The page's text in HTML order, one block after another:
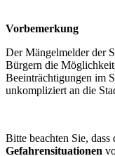
Vorbemerkung
Der Mängelmelder der
Bürgern die
Beeinträchtigungen im
unkompliziert an die
Bitte beachten Sie,
Gefahrensituationen